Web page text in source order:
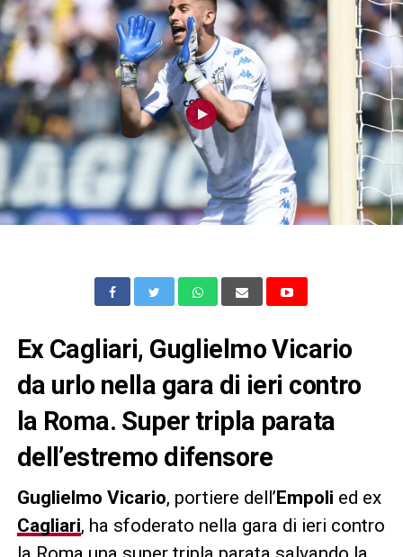
Ex Cagliari, Guglielmo Vicario
da urlo nella gara di ieri contro
la Roma. Super tripla parata
dell’estremo difensore
Guglielmo Vicario, portiere dell’Empoli ed ex
Cagliari, ha sfoderato nella gara di ieri contro